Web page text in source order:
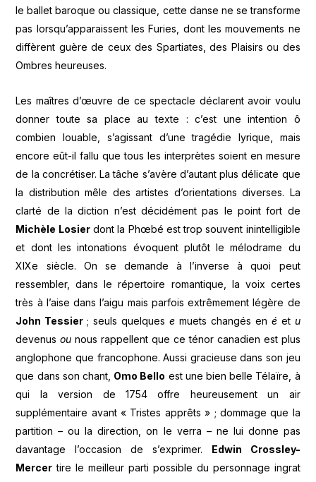
le ballet baroque ou classique, cette danse ne se transforme
pas lorsqu’apparaissent les Furies, dont les mouvements ne
diffèrent guère de ceux des Spartiates, des Plaisirs ou des
Ombres heureuses.
Les maîtres d’œuvre de ce spectacle déclarent avoir voulu
donner toute sa place au texte : c’est une intention ô
combien louable, s’agissant d’une tragédie lyrique, mais
encore eût-il fallu que tous les interprètes soient en mesure
de la concrétiser. La tâche s’avère d’autant plus délicate que
la distribution mêle des artistes d’orientations diverses. La
clarté de la diction n’est décidément pas le point fort de
Michèle Losierdont la Phœbé est trop souvent inintelligible
et dont les intonations évoquent plutôt le mélodrame du
XIXe siècle. On se demande à l’inverse à quoi peut
ressembler, dans le répertoire romantique, la voix certes
très à l’aise dans l’aigu mais parfois extrêmement légère de
John Tessier; seuls quelquese muets changés en éet u
devenusou nous rappellent que ce ténor canadien est plus
anglophone que francophone. Aussi gracieuse dans son jeu
que dans son chant, Omo Bello est une bien belle Télaïre, à
qui la version de 1754 offre heureusement un air
supplémentaire avant « Tristes apprêts » ; dommage que la
partition – ou la direction, on le verra – ne lui donne pas
davantage l’occasion de s’exprimer.
Edwin Crossley-
Mercer tire le meilleur parti possible du personnage ingrat